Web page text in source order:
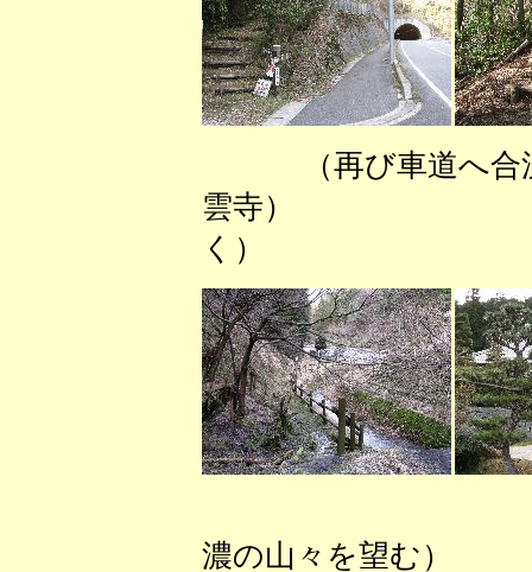
（再び車
雲寺） （歩
く）
濃の山々を望む）